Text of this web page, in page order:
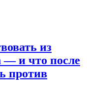
из
— и что после
против